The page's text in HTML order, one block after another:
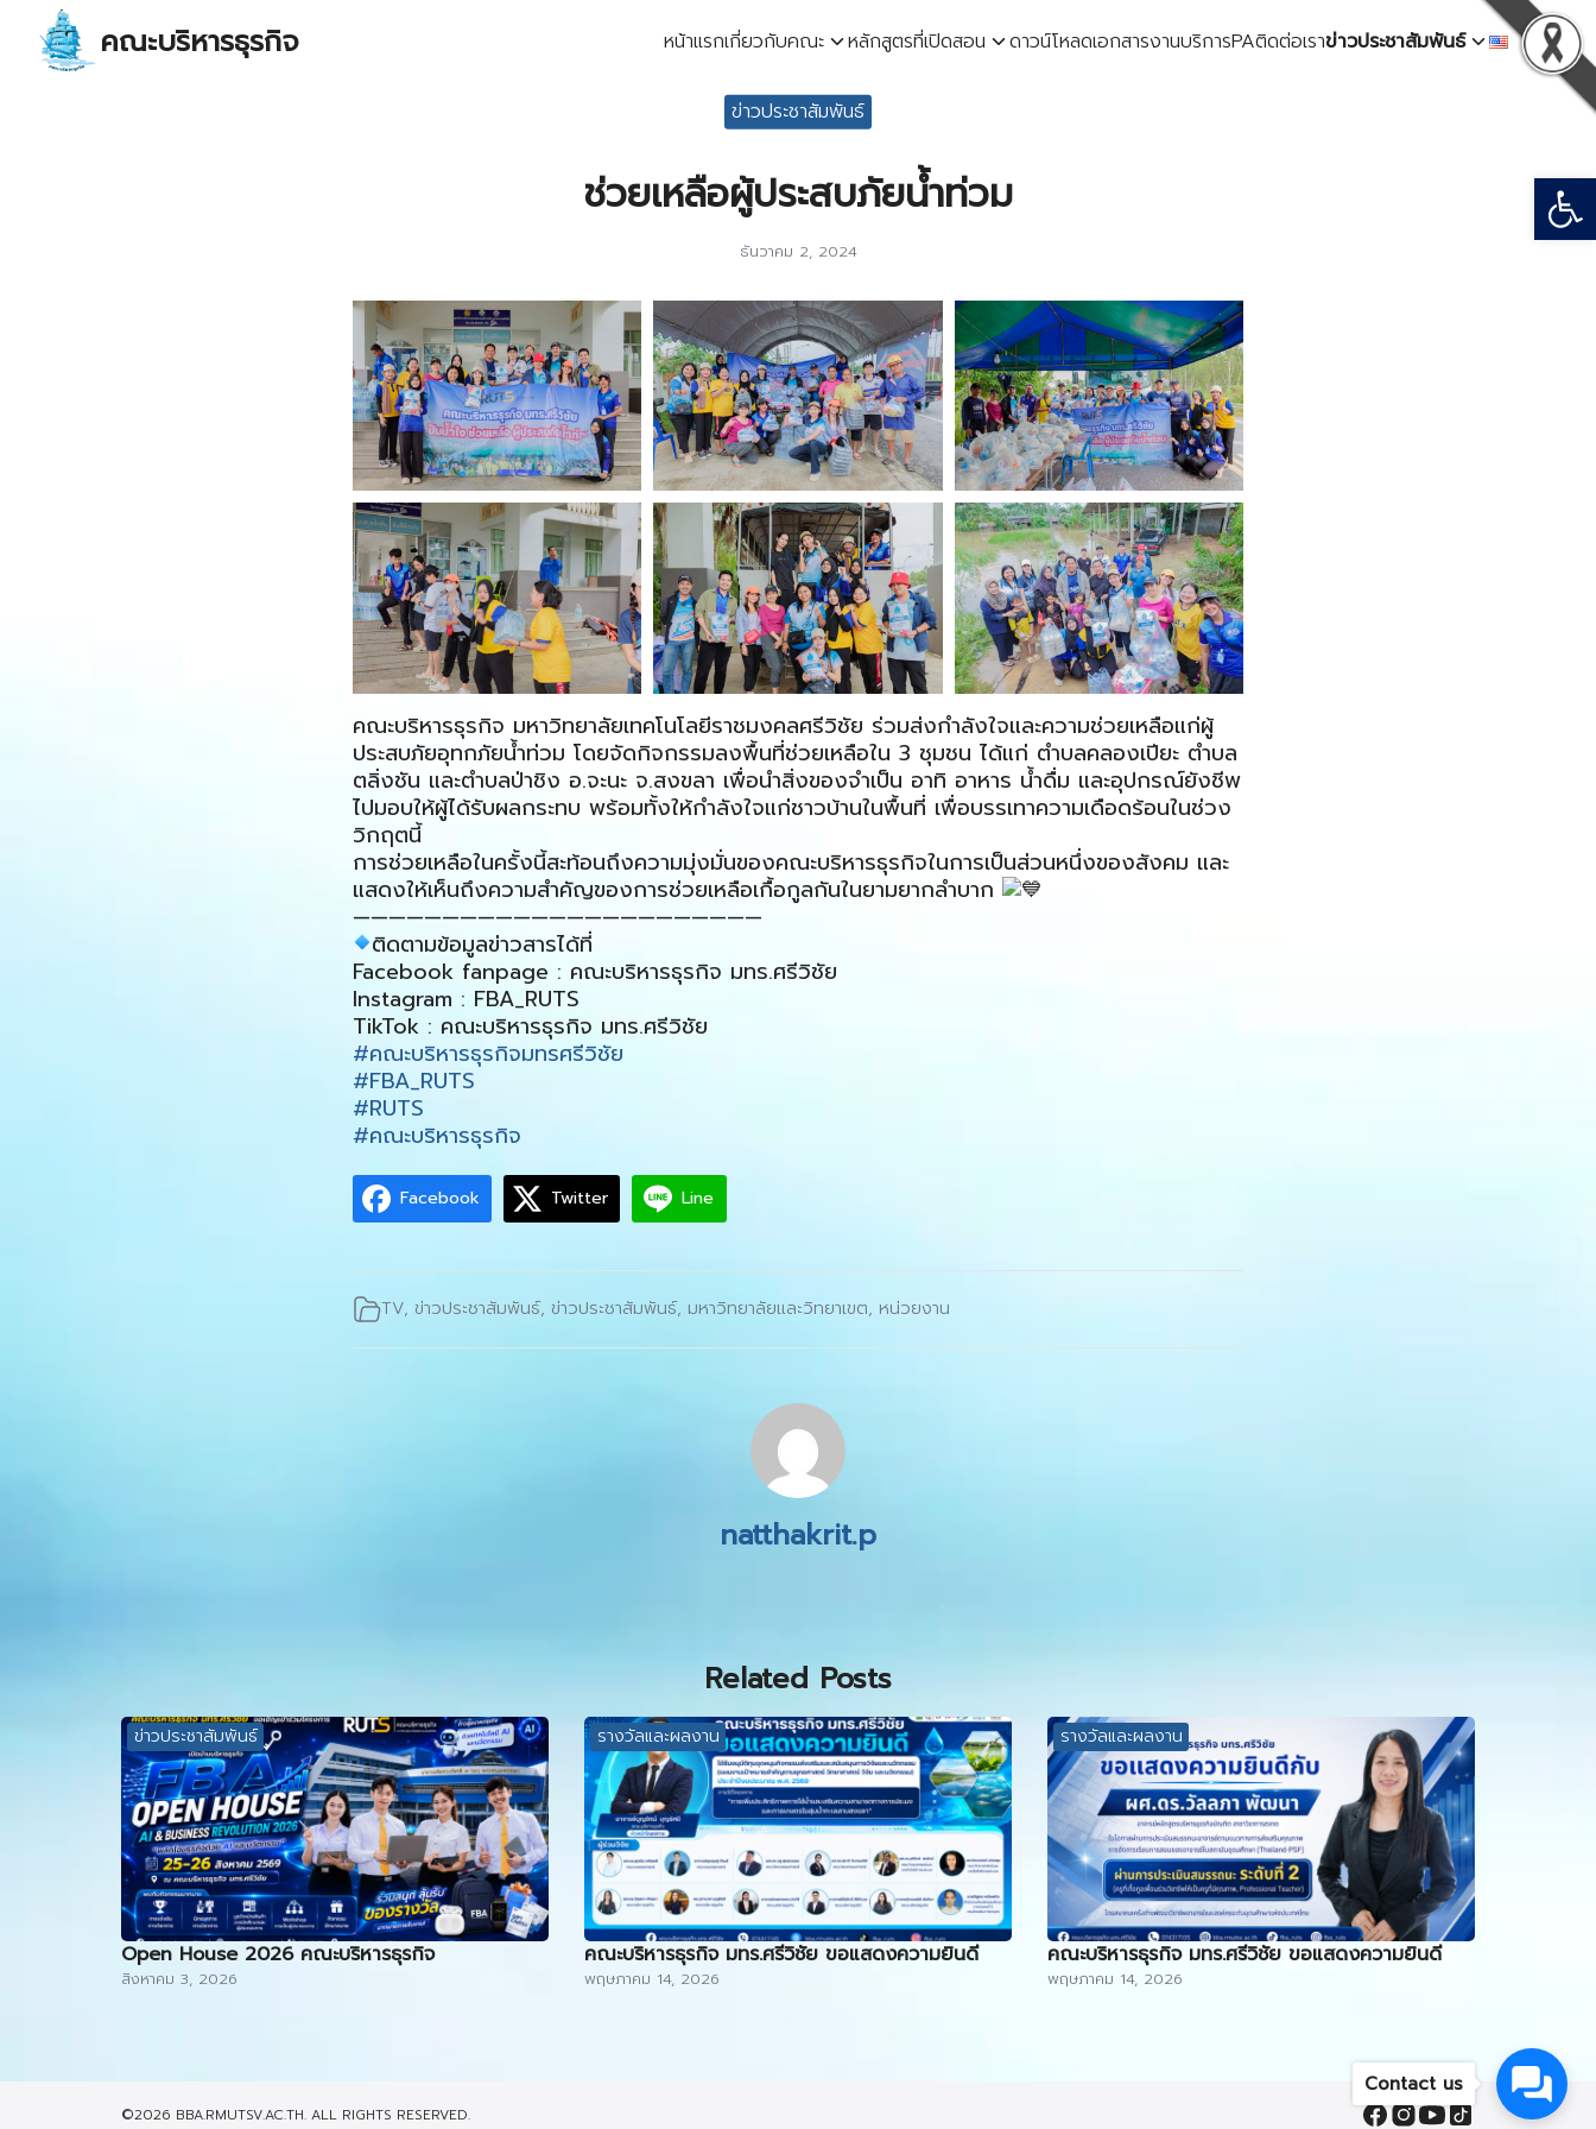
content
คณะบริหารธุรกิจ หน้าแรกเกี่ยวกับคณะ หลักสูตรที่เปิดสอน ดาวน์โหลดเอกสารงานบริการPAติดต่อเราข่าวประชาสัมพันธ์
ข่าวประชาสัมพันธ์
ช่วยเหลือผู้ประสบภัยน้ำท่วม
ธันวาคม 2, 2024
คณะบริหารธุรกิจ มหาวิทยาลัยเทคโนโลยีราชมงคลศรีวิชัย ร่วมส่งกำลังใจและความช่วยเหลือแก่ผู้
ประสบภัยอุทกภัยน้ำท่วม โดยจัดกิจกรรมลงพื้นที่ช่วยเหลือใน 3 ชุมชน ได้แก่ ตำบลคลองเปียะ ตำบล
ตลิ่งชัน และตำบลป่าชิง อ.จะนะ จ.สงขลา เพื่อนำสิ่งของจำเป็น อาทิ อาหาร น้ำดื่ม และอุปกรณ์ยังชีพ
ไปมอบให้ผู้ได้รับผลกระทบ พร้อมทั้งให้กำลังใจแก่ชาวบ้านในพื้นที่ เพื่อบรรเทาความเดือดร้อนในช่วง
วิกฤตนี้
การช่วยเหลือในครั้งนี้สะท้อนถึงความมุ่งมั่นของคณะบริหารธุรกิจในการเป็นส่วนหนึ่งของสังคม และ
แสดงให้เห็นถึงความสำคัญของการช่วยเหลือเกื้อกูลกันในยามยากลำบาก
———————————————————————
ติดตามข้อมูลข่าวสารได้ที่
Facebook fanpage : คณะบริหารธุรกิจ มทร.ศรีวิชัย
Instagram : FBA_RUTS
TikTok : คณะบริหารธุรกิจ มทร.ศรีวิชัย
#คณะบริหารธุรกิจมทรศรีวิชัย
#FBA_RUTS
#RUTS
#คณะบริหารธุรกิจ
Facebook Twitter Line
TV, ข่าวประชาสัมพันธ์, ข่าวประชาสัมพันธ์, มหาวิทยาลัยและวิทยาเขต, หน่วยงาน
natthakrit.p
Related Posts
ข่าวประชาสัมพันธ์
Open House 2026 คณะบริหารธุรกิจ
สิงหาคม 3, 2026
รางวัลและผลงาน
คณะบริหารธุรกิจ มทร.ศรีวิชัย ขอแสดงความยินดี
พฤษภาคม 14, 2026
รางวัลและผลงาน
คณะบริหารธุรกิจ มทร.ศรีวิชัย ขอแสดงความยินดี
พฤษภาคม 14, 2026
©2026 BBA.RMUTSV.AC.TH. ALL RIGHTS RESERVED.
Contact us